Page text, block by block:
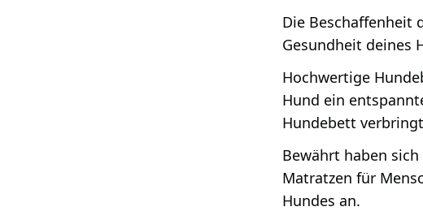
Die Beschaffenheit
Gesundheit deines
Hochwertige
Hund ein
Hundebett
Bewährt haben
Matratzen für
Hundes an.